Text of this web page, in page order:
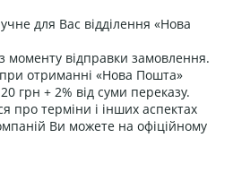
для Вас відділення «Нова
моменту відправки замовлення.
отриманні «Нова Пошта»
грн + 2% від суми переказу.
про терміни і інших аспектах
Ви можете на офіційному